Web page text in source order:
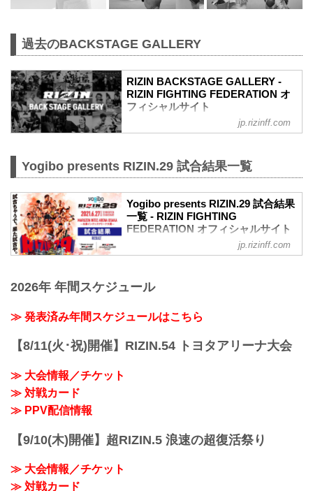
過去のBACKSTAGE GALLERY
RIZIN BACKSTAGE GALLERY -
RIZIN FIGHTING FEDERATION オ
フィシャルサイト
戦いの裏側で選手が見せる真実の素顔。
jp.rizinff.com
Yogibo presents RIZIN.29 試合結果一覧
Yogibo presents RIZIN.29 試合結果
一覧 - RIZIN FIGHTING
FEDERATION オフィシャルサイト
第13試合／BODYMAKER presents RIZIN
Full Fight | 皇治 vs. 白鳥大珠 / Kouzi vs.
youtu.be
ール：3分 3R（61.0kg）
（LOSE）皇治 vs. 白鳥大珠（WIN）
jp.rizinff.com
2026年 年間スケジュール
≫ 発表済み年間スケジュールはこちら
【8/11(火･祝)開催】RIZIN.54 トヨタアリーナ大会
≫ 大会情報／チケット
≫ 対戦カード
≫ PPV配信情報
【9/10(木)開催】超RIZIN.5 浪速の超復活祭り
≫ 大会情報／チケット
≫ 対戦カード